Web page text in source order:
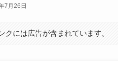
7月26日
クには広告が含まれています。